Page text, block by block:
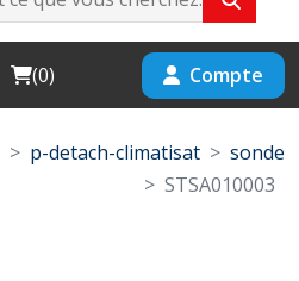
Cart
(0) Compte
p-detach-climatisat
sonde
STSA010003